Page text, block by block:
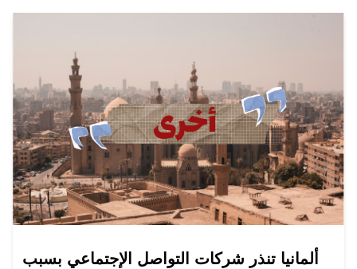
ألمانيا تنذر شركات التواصل الإجتماعي بسبب